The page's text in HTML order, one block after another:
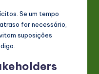
Se um tempo
for necessário,
suposições